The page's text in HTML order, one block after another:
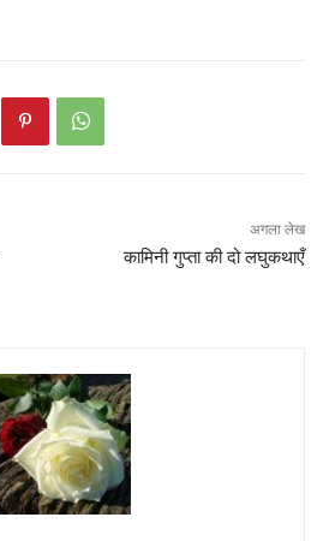
अगला लेख
कामिनी गुप्ता की दो लघुकथाएँ